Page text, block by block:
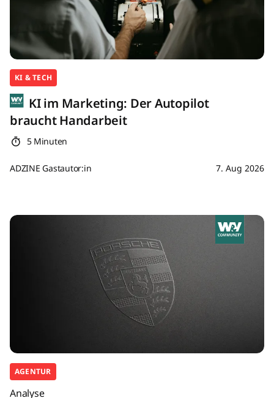
KI & TECH
KI im Marketing: Der Autopilot
braucht Handarbeit
5 Minuten
ADZINE Gastautor:in 7. Aug 2026
AGENTUR
Analyse